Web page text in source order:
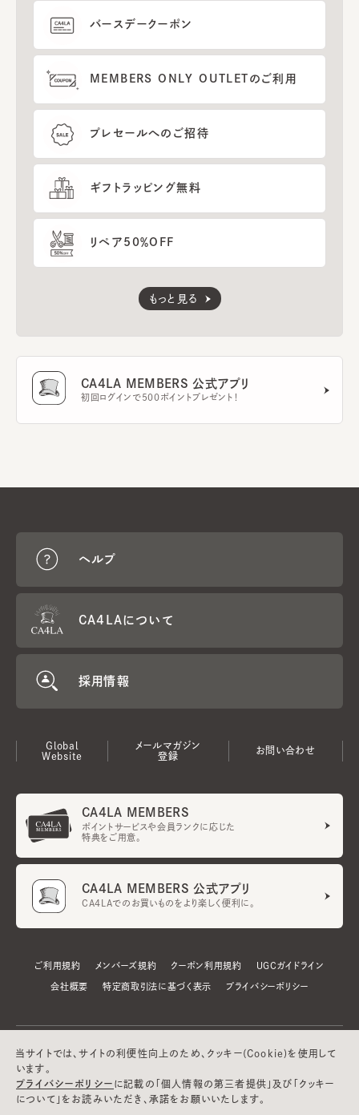
バースデークーポン
MEMBERS ONLY OUTLETのご利用
プレセールへのご招待
ギフトラッピング無料
リペア50％OFF
もっと見る
CA4LA MEMBERS 公式アプリ
初回ログインで500ポイントプレゼント！
ヘルプ
CA4LAについて
採用情報
Global
Website
メールマガジン
登録
お問い合わせ
CA4LA MEMBERS
ポイントサービスや会員ランクに応じた
特典をご用意。
CA4LA MEMBERS 公式アプリ
CA4LAでのお買いものをより楽しく便利に。
ご利用規約 メンバーズ規約 クーポン利用規約 UGCガイドライン
会社概要 特定商取引法に基づく表示 プライバシーポリシー
当サイトでは、サイトの利便性向上のため、クッキー(Cookie)を使用して
います。
プライバシーポリシー に記載の「個人情報の第三者提供」及び「クッキー
について」をお読みいただき、承諾をお願いいたします。